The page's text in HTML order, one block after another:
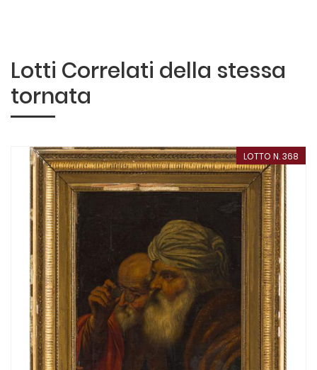
Lotti Correlati della stessa
tornata
LOTTO N. 368